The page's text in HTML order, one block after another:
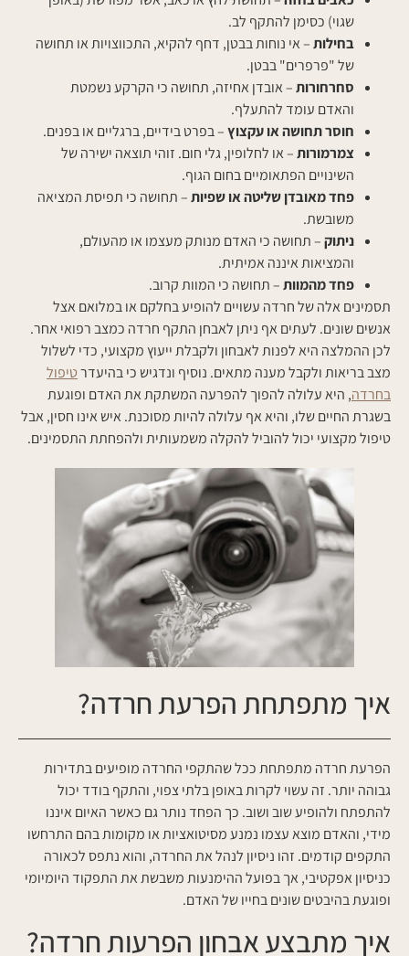
שגוי) כסימן להתקף לב.
בחילות– אי נוחות בבטן, דחף להקיא, התכווצויות או תחושה
של "פרפרים" בבטן.
סחרחורות– אובדן אחיזה, תחושה כי הקרקע נשמטת
והאדם עומד להתעלף.
חוסר תחושה או עקצוץ– בפרט בידיים, ברגליים או בפנים.
צמרמורות– או לחלופין, גלי חום. זוהי תוצאה ישירה של
השינויים הפתאומיים בחום הגוף.
פחד מאובדן שליטה או שפיות– תחושה כי תפיסת המציאה
משובשת.
ניתוק– תחושה כי האדם מנותק מעצמו או מהעולם,
והמציאות איננה אמיתית.
פחד מהמוות– תחושה כי המוות קרוב.
תסמינים אלה של חרדה עשויים להופיע בחלקם או במלואם אצל
אנשים שונים. לעתים אף ניתן לאבחן התקף חרדה כמצב רפואי אחר.
לכן ההמלצה היא לפנות לאבחון ולקבלת ייעוץ מקצועי, כדי לשלול
מצב בריאות ולקבל מענה מתאים. נוסיף ונדגיש כי בהיעדרטיפול
בחרדה, היא עלולה להפוך להפרעה המשתקת את האדם ופוגעת
בשגרת החיים שלו, והיא אף עלולה להיות מסוכנת. איש אינו חסין, אבל
טיפול מקצועי יכול להוביל להקלה משמעותית ולהפחתת התסמינים.
איך מתפתחת הפרעת חרדה?
הפרעת חרדה מתפתחת ככל שהתקפי החרדה מופיעים בתדירות
גבוהה יותר. זה עשוי לקרות באופן בלתי צפוי, והתקף בודד יכול
להתפתח ולהופיע שוב ושוב. כך הפחד נותר גם כאשר האיום איננו
מידי, והאדם מוצא עצמו נמנע מסיטואציות או מקומות בהם התרחשו
התקפים קודמים. זהו ניסיון לנהל את החרדה, והוא נתפס לכאורה
כניסיון אפקטיבי, אך בפועל ההימנעות משבשת את התפקוד היומיומי
ופוגעת בהיבטים שונים בחייו של האדם.
איך מתבצע אבחון הפרעות חרדה?